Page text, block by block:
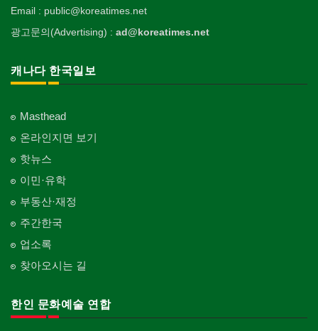
Email : public@koreatimes.net
광고문의(Advertising) : ad@koreatimes.net
캐나다 한국일보
Masthead
온라인지면 보기
핫뉴스
이민·유학
부동산·재정
주간한국
업소록
찾아오시는 길
한인 문화예술 연합